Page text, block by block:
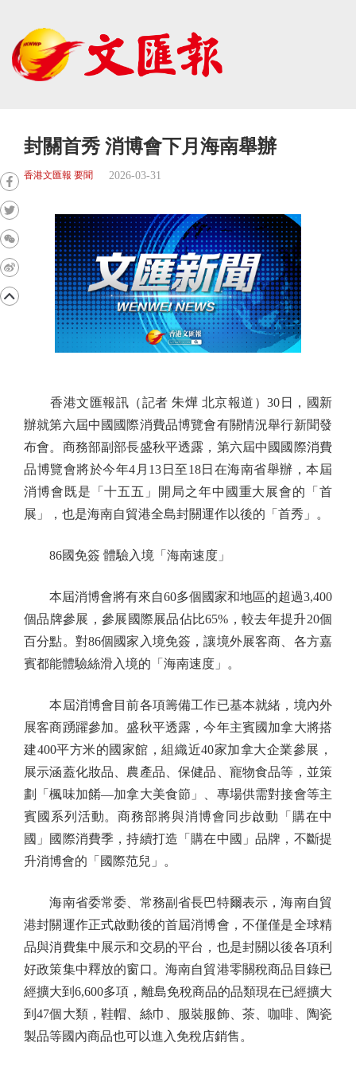
封關首秀 消博會下月海南舉辦
香港文匯報 要聞 2026-03-31
香港文匯報訊（記者 朱燁 北京報道）30日，國新
辦就第六屆中國國際消費品博覽會有關情況舉行新聞發
布會。商務部副部長盛秋平透露，第六屆中國國際消費
品博覽會將於今年4月13日至18日在海南省舉辦，本屆
消博會既是「十五五」開局之年中國重大展會的「首
展」，也是海南自貿港全島封關運作以後的「首秀」。
86國免簽 體驗入境「海南速度」
本屆消博會將有來自60多個國家和地區的超過3,400
個品牌參展，參展國際展品佔比65%，較去年提升20個
百分點。對86個國家入境免簽，讓境外展客商、各方嘉
賓都能體驗絲滑入境的「海南速度」。
本屆消博會目前各項籌備工作已基本就緒，境內外
展客商踴躍參加。盛秋平透露，今年主賓國加拿大將搭
建400平方米的國家館，組織近40家加拿大企業參展，
展示涵蓋化妝品、農產品、保健品、寵物食品等，並策
劃「楓味加餚—加拿大美食節」、專場供需對接會等主
賓國系列活動。商務部將與消博會同步啟動「購在中
國」國際消費季，持續打造「購在中國」品牌，不斷提
升消博會的「國際范兒」。
海南省委常委、常務副省長巴特爾表示，海南自貿
港封關運作正式啟動後的首屆消博會，不僅僅是全球精
品與消費集中展示和交易的平台，也是封關以後各項利
好政策集中釋放的窗口。海南自貿港零關稅商品目錄已
經擴大到6,600多項，離島免稅商品的品類現在已經擴大
到47個大類，鞋帽、絲巾、服裝服飾、茶、咖啡、陶瓷
製品等國內商品也可以進入免稅店銷售。